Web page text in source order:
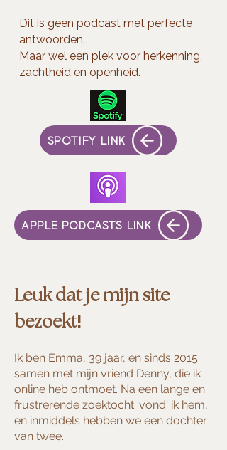
Dit is geen podcast met perfecte
antwoorden.
Maar wel een plek voor herkenning,
zachtheid en openheid.
SPOTIFY LINK
APPLE PODCASTS LINK
Leuk dat je mijn site
bezoekt!
Ik ben Emma, 39 jaar, en sinds 2015
samen met mijn vriend Denny, die ik
online heb ontmoet. Na een lange en
frustrerende zoektocht 'vond' ik hem,
en inmiddels hebben we een dochter
van twee.